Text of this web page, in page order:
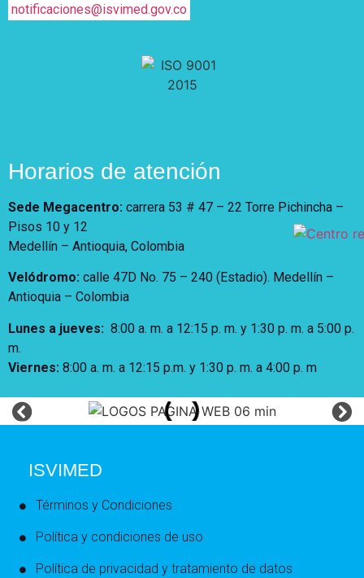
notificaciones@isvimed.gov.co
Horarios de atención
Sede Megacentro: carrera 53 # 47 – 22 Torre Pichincha –
Pisos 10 y 12
Medellín – Antioquia, Colombia
Velódromo: calle 47D No. 75 – 240 (Estadio). Medellín –
Antioquia – Colombia
Lunes a jueves: 8:00 a. m. a 12:15 p. m. y 1:30 p. m. a 5:00 p.
m.
Viernes: 8:00 a. m. a 12:15 p.m. y 1:30 p. m. a 4:00 p. m
ISVIMED
Términos y Condiciones
Política y condiciones de uso
Política de privacidad y tratamiento de datos